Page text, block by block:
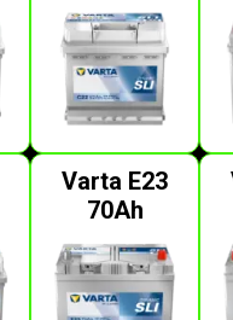
Varta E23
70Ah